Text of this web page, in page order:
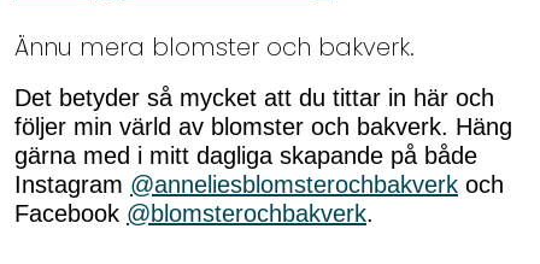
Ännu mera blomster och bakverk.
Det betyder så mycket att du tittar in här och
följer min värld av blomster och bakverk. Häng
gärna med i mitt dagliga skapande på både
Instagram @anneliesblomsterochbakverk och
Facebook @blomsterochbakverk.